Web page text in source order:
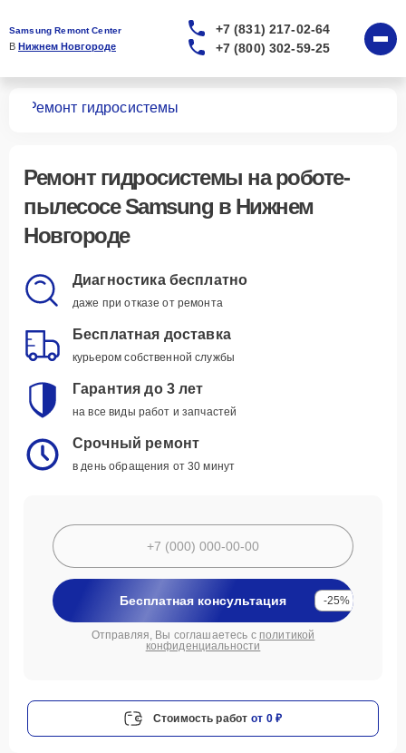
Samsung Remont Center
В Нижнем Новгороде
+7 (831) 217-02-64
+7 (800) 302-59-25
Ремонт гидросистемы
Ремонт гидросистемы на роботе-
пылесосе Samsung в Нижнем
Новгороде
Диагностика бесплатно
даже при отказе от ремонта
Бесплатная доставка
курьером собственной службы
Гарантия до 3 лет
на все виды работ и запчастей
Срочный ремонт
в день обращения от 30 минут
Бесплатная консультация -25%
Отправляя, Вы соглашаетесь с политикой
конфиденциальности
Стоимость работ от 0 ₽